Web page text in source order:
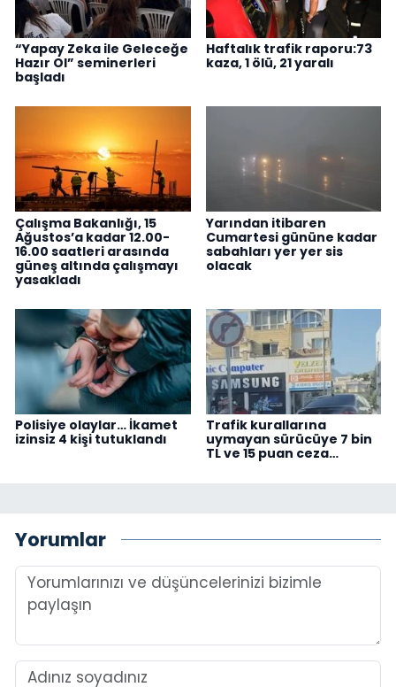
“Yapay Zeka ile Geleceğe
Hazır Ol” seminerleri
başladı
Haftalık trafik raporu:73
kaza, 1 ölü, 21 yaralı
Çalışma Bakanlığı, 15
Ağustos’a kadar 12.00-
16.00 saatleri arasında
güneş altında çalışmayı
yasakladı
Yarından itibaren
Cumartesi gününe kadar
sabahları yer yer sis
olacak
Polisiye olaylar… İkamet
izinsiz 4 kişi tutuklandı
Trafik kurallarına
uymayan sürücüye 7 bin
TL ve 15 puan ceza…
Yorumlar